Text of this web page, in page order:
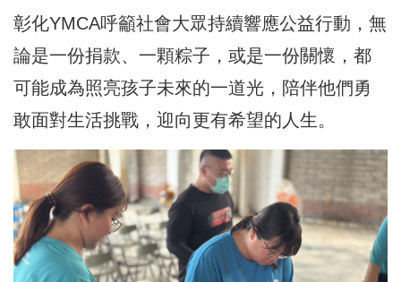
彰化YMCA呼籲社會大眾持續響應公益行動，無
論是一份捐款、一顆粽子，或是一份關懷，都
可能成為照亮孩子未來的一道光，陪伴他們勇
敢面對生活挑戰，迎向更有希望的人生。